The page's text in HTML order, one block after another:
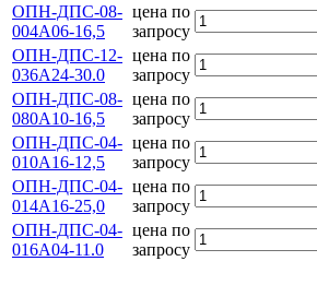
ОПН-ДПС-08-
004А06-16,5
цена по
запросу
ОПН-ДПС-12-
036А24-30.0
цена по
запросу
ОПН-ДПС-08-
080А10-16,5
цена по
запросу
ОПН-ДПС-04-
010А16-12,5
цена по
запросу
ОПН-ДПС-04-
014А16-25,0
цена по
запросу
ОПН-ДПС-04-
016А04-11.0
цена по
запросу